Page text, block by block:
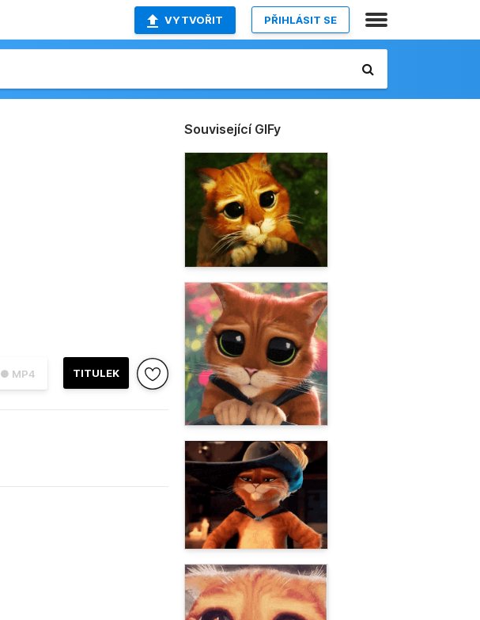
VYTVOŘIT PŘIHLÁSIT SE
● MP4 TITULEK
Související GIFy